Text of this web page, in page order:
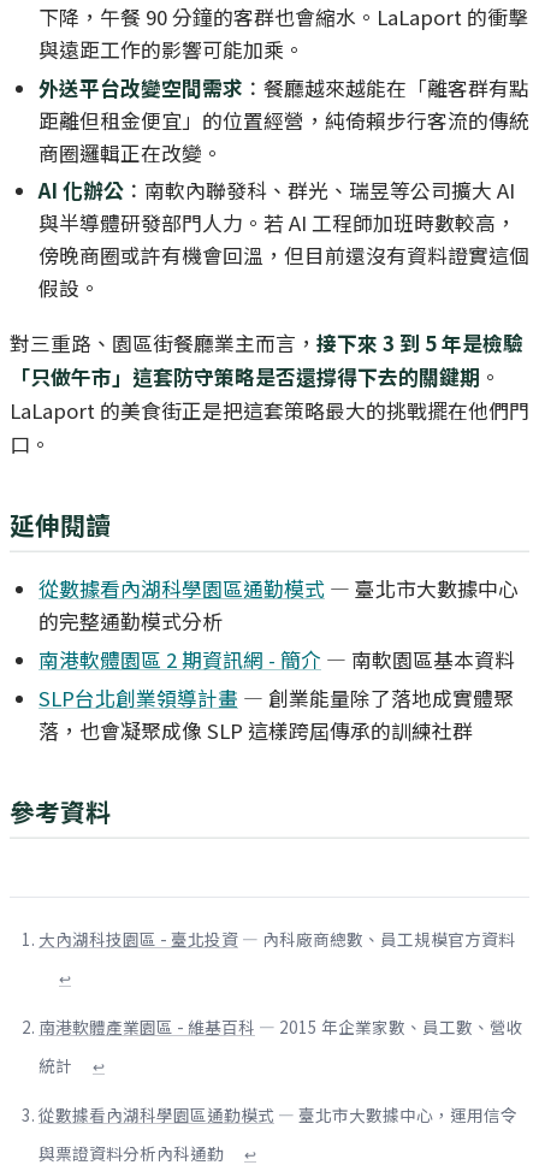
下降，午餐 90 分鐘的客群也會縮水。LaLaport 的衝擊
與遠距工作的影響可能加乘。
外送平台改變空間需求 ：餐廳越來越能在「離客群有點
距離但租金便宜」的位置經營，純倚賴步行客流的傳統
商圈邏輯正在改變。
AI 化辦公 ：南軟內聯發科、群光、瑞昱等公司擴大 AI
與半導體研發部門人力。若 AI 工程師加班時數較高，
傍晚商圈或許有機會回溫，但目前還沒有資料證實這個
假設。
對三重路、園區街餐廳業主而言， 接下來 3 到 5 年是檢驗
「只做午市」這套防守策略是否還撐得下去的關鍵期 。
LaLaport 的美食街正是把這套策略最大的挑戰擺在他們門
口。
延伸閱讀
從數據看內湖科學園區通勤模式 — 臺北市大數據中心
的完整通勤模式分析
南港軟體園區 2 期資訊網 - 簡介 — 南軟園區基本資料
SLP台北創業領導計畫 — 創業能量除了落地成實體聚
落，也會凝聚成像 SLP 這樣跨屆傳承的訓練社群
參考資料
大內湖科技園區 - 臺北投資 — 內科廠商總數、員工規模官方資料
↩
南港軟體產業園區 - 維基百科 — 2015 年企業家數、員工數、營收
統計
↩
從數據看內湖科學園區通勤模式 — 臺北市大數據中心，運用信令
與票證資料分析內科通勤
↩